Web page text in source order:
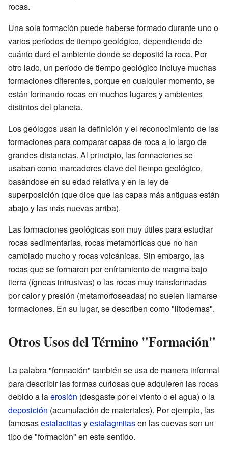
rocas.
Una sola formación puede haberse formado durante uno o
varios períodos de tiempo geológico, dependiendo de
cuánto duró el ambiente donde se depositó la roca. Por
otro lado, un período de tiempo geológico incluye muchas
formaciones diferentes, porque en cualquier momento, se
están formando rocas en muchos lugares y ambientes
distintos del planeta.
Los geólogos usan la definición y el reconocimiento de las
formaciones para comparar capas de roca a lo largo de
grandes distancias. Al principio, las formaciones se
usaban como marcadores clave del tiempo geológico,
basándose en su edad relativa y en la ley de
superposición (que dice que las capas más antiguas están
abajo y las más nuevas arriba).
Las formaciones geológicas son muy útiles para estudiar
rocas sedimentarias, rocas metamórficas que no han
cambiado mucho y rocas volcánicas. Sin embargo, las
rocas que se formaron por enfriamiento de magma bajo
tierra (ígneas intrusivas) o las rocas muy transformadas
por calor y presión (metamorfoseadas) no suelen llamarse
formaciones. En su lugar, se describen como "litodemas".
Otros Usos del Término "Formación"
La palabra "formación" también se usa de manera informal
para describir las formas curiosas que adquieren las rocas
debido a laerosión (desgaste por el viento o el agua) o la
deposición (acumulación de materiales). Por ejemplo, las
famosasestalactitasyestalagmitasen las cuevas son un
tipo de "formación" en este sentido.